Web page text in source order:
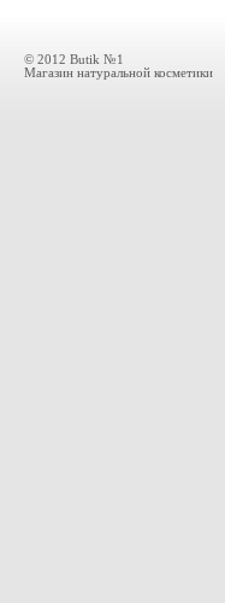
© 2012 Butik №1
Магазин натуральной косметики